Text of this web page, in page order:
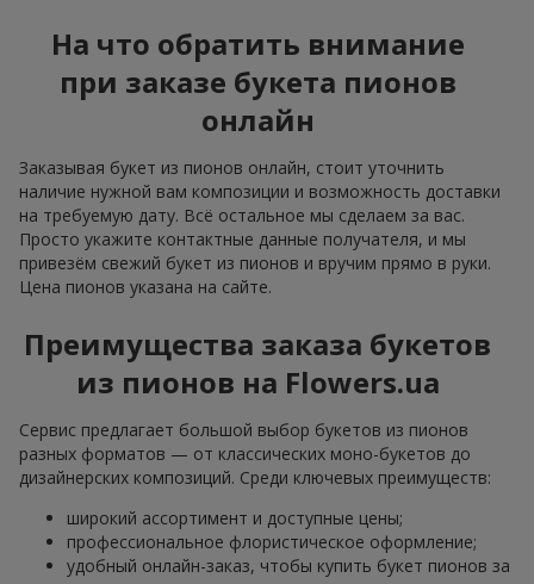
На что обратить внимание
при заказе букета пионов
онлайн
Заказывая букет из пионов онлайн, стоит уточнить
наличие нужной вам композиции и возможность доставки
на требуемую дату. Всё остальное мы сделаем за вас.
Просто укажите контактные данные получателя, и мы
привезём свежий букет из пионов и вручим прямо в руки.
Цена пионов указана на сайте.
Преимущества заказа букетов
из пионов на Flowers.ua
Сервис предлагает большой выбор букетов из пионов
разных форматов — от классических моно-букетов до
дизайнерских композиций. Среди ключевых преимуществ:
широкий ассортимент и доступные цены;
профессиональное флористическое оформление;
удобный онлайн-заказ, чтобы купить букет пионов за